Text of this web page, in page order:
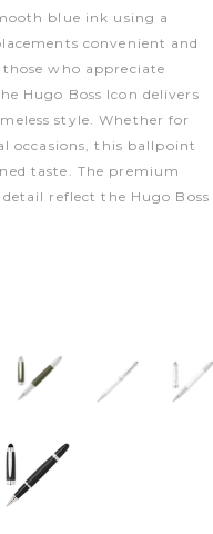
blue ink using a
convenient and
who appreciate
Hugo Boss Icon delivers
style. Whether for
occasions, this ballpoint
taste. The premium
reflect the Hugo Boss